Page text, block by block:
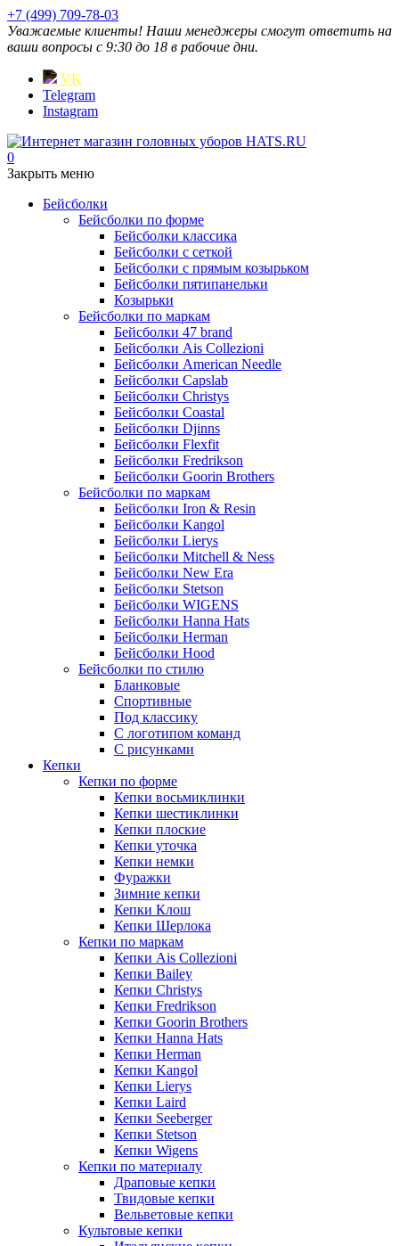
+7 (499) 709-78-03
Уважаемые клиенты! Наши менеджеры смогут ответить на
ваши вопросы с 9:30 до 18 в рабочие дни.
VK
Telegram
Instagram
0
Закрыть меню
Бейсболки
Бейсболки по форме
Бейсболки классика
Бейсболки с сеткой
Бейсболки с прямым козырьком
Бейсболки пятипанельки
Козырьки
Бейсболки по маркам
Бейсболки 47 brand
Бейсболки Ais Collezioni
Бейсболки American Needle
Бейсболки Capslab
Бейсболки Christys
Бейсболки Coastal
Бейсболки Djinns
Бейсболки Flexfit
Бейсболки Fredrikson
Бейсболки Goorin Brothers
Бейсболки по маркам
Бейсболки Iron & Resin
Бейсболки Kangol
Бейсболки Lierys
Бейсболки Mitchell & Ness
Бейсболки New Era
Бейсболки Stetson
Бейсболки WIGENS
Бейсболки Hanna Hats
Бейсболки Herman
Бейсболки Hood
Бейсболки по стилю
Бланковые
Спортивные
Под классику
С логотипом команд
С рисунками
Кепки
Кепки по форме
Кепки восьмиклинки
Кепки шестиклинки
Кепки плоские
Кепки уточка
Кепки немки
Фуражки
Зимние кепки
Кепки Клош
Кепки Шерлока
Кепки по маркам
Кепки Ais Collezioni
Кепки Bailey
Кепки Christys
Кепки Fredrikson
Кепки Goorin Brothers
Кепки Hanna Hats
Кепки Herman
Кепки Kangol
Кепки Lierys
Кепки Laird
Кепки Seeberger
Кепки Stetson
Кепки Wigens
Кепки по материалу
Драповые кепки
Твидовые кепки
Вельветовые кепки
Культовые кепки